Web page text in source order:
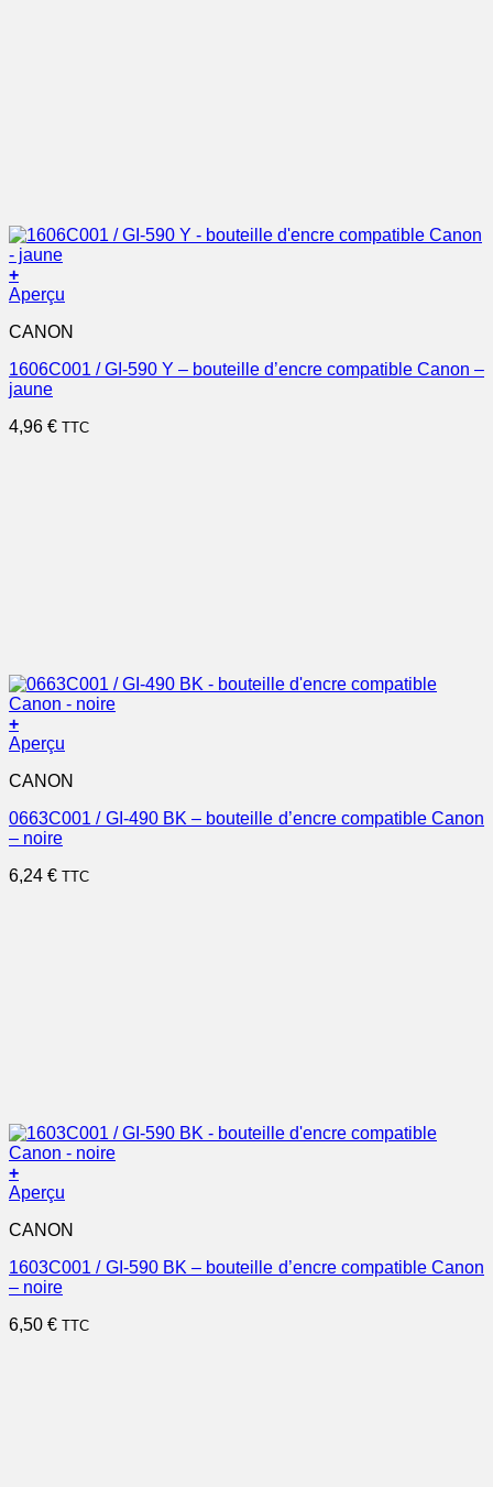
+
Aperçu
CANON
1606C001 / GI-590 Y – bouteille d’encre compatible Canon –
jaune
4,96 € TTC
+
Aperçu
CANON
0663C001 / GI-490 BK – bouteille d’encre compatible Canon
– noire
6,24 € TTC
+
Aperçu
CANON
1603C001 / GI-590 BK – bouteille d’encre compatible Canon
– noire
6,50 € TTC